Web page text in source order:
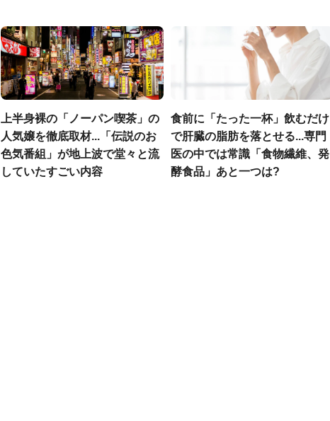
上半身裸の「ノーパン喫茶」の
人気嬢を徹底取材...「伝説のお
色気番組」が地上波で堂々と流
していたすごい内容
食前に「たった一杯」飲むだけ
で肝臓の脂肪を落とせる...専門
医の中では常識「食物繊維、発
酵食品」あと一つは?